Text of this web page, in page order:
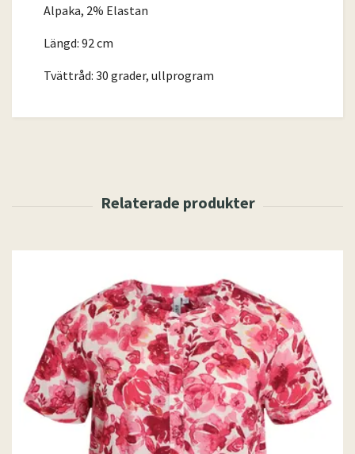
Alpaka, 2% Elastan
Längd: 92 cm
Tvättråd: 30 grader, ullprogram